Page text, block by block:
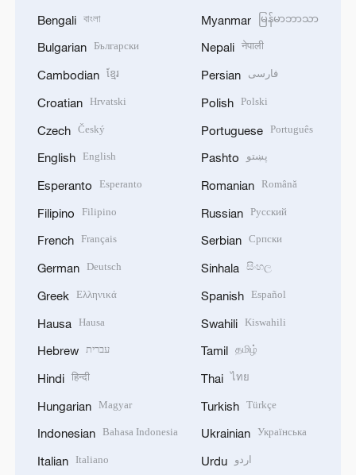
Bengali বাংলা
Bulgarian Български
Cambodian ខ្មែរ
Croatian Hrvatski
Czech Český
English English
Esperanto Esperanto
Filipino Filipino
French Français
German Deutsch
Greek Ελληνικά
Hausa Hausa
Hebrew עברית
Hindi हिन्दी
Hungarian Magyar
Indonesian Bahasa Indonesia
Italian Italiano
Myanmar မြန်မာဘာသာ
Nepali नेपाली
Persian فارسی
Polish Polski
Portuguese Português
Pashto پښتو
Romanian Română
Russian Русский
Serbian Српски
Sinhala සිංහල
Spanish Español
Swahili Kiswahili
Tamil தமிழ்
Thai ไทย
Turkish Türkçe
Ukrainian Українська
Urdu اردو